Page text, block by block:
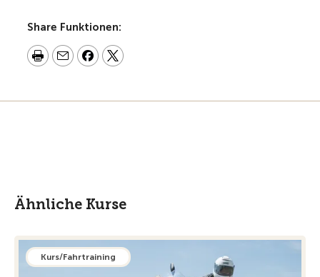
Share Funktionen:
Ähnliche Kurse
Kurs/Fahrtraining